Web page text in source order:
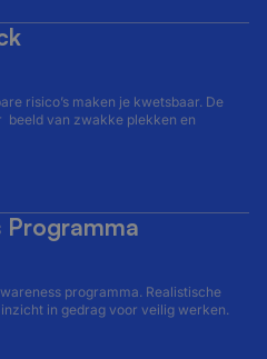
risico’s maken je kwetsbaar. De
van zwakke plekken en
Programma
programma. Realistische
in gedrag voor veilig werken.